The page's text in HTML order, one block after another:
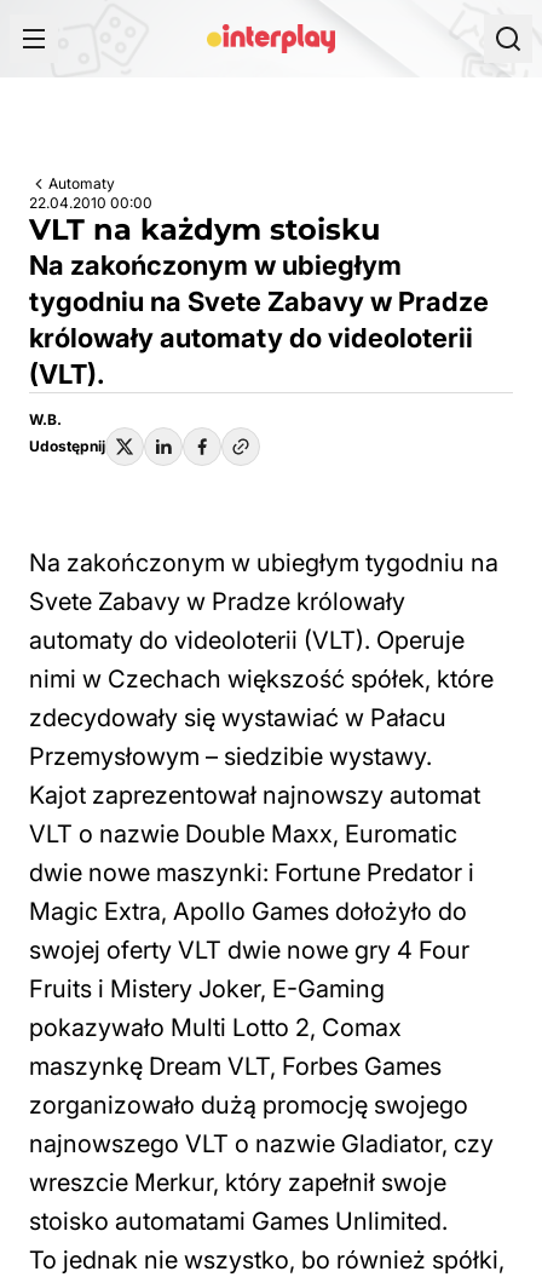
Automaty
22.04.2010 00:00
VLT na każdym stoisku
Na zakończonym w ubiegłym
tygodniu na Svete Zabavy w Pradze
królowały automaty do videoloterii
(VLT).
W.B.
Udostępnij
Na zakończonym w ubiegłym tygodniu na
Svete Zabavy w Pradze królowały
automaty do videoloterii (VLT). Operuje
nimi w Czechach większość spółek, które
zdecydowały się wystawiać w Pałacu
Przemysłowym – siedzibie wystawy.
Kajot zaprezentował najnowszy automat
VLT o nazwie Double Maxx, Euromatic
dwie nowe maszynki: Fortune Predator i
Magic Extra, Apollo Games dołożyło do
swojej oferty VLT dwie nowe gry 4 Four
Fruits i Mistery Joker, E-Gaming
pokazywało Multi Lotto 2, Comax
maszynkę Dream VLT, Forbes Games
zorganizowało dużą promocję swojego
najnowszego VLT o nazwie Gladiator, czy
wreszcie Merkur, który zapełnił swoje
stoisko automatami Games Unlimited.
To jednak nie wszystko, bo również spółki,